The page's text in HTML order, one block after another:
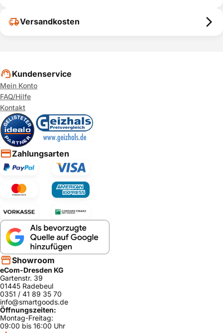
Versandkosten
Kundenservice
Mein Konto
FAQ/Hilfe
Kontakt
Zahlungsarten
Showroom
eCom-Dresden KG
Gartenstr. 39
01445 Radebeul
0351 / 41 89 35 70
info@smartgoods.de
Öffnungszeiten:
Montag-Freitag:
09:00 bis 16:00 Uhr